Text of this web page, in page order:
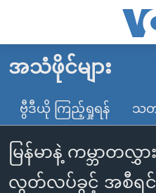
လွယ်ကူ
သည့်
Link
များ
ပင်မ
မူလစာမျက်နှာ
မြန်မာ
ကမ္ဘာ့သတင်းများ
နိုင်ငံတကာ
အမေရိကန်
ဗွီဒီယို
သတင်းလွတ်လပ်ခွင့်
အသံဖိုင်များ
ဗွီဒီယို ကြည့်ရှုရန် သတ
မြန်မာနဲ့ ကမ္ဘာတလွှ
လွတ်လပ်ခွင့် အစီရင်